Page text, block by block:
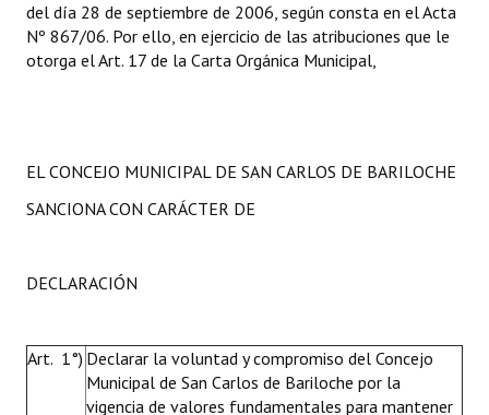
del día 28 de septiembre de 2006, según consta en el Acta
Nº 867/06. Por ello, en ejercicio de las atribuciones que le
otorga el Art. 17 de la Carta Orgánica Municipal,
EL CONCEJO MUNICIPAL DE SAN CARLOS DE BARILOCHE
SANCIONA CON CARÁCTER DE
DECLARACIÓN
Art. 1°) Declarar la voluntad y compromiso del Concejo
Municipal de San Carlos de Bariloche por la
vigencia de valores fundamentales para mantener